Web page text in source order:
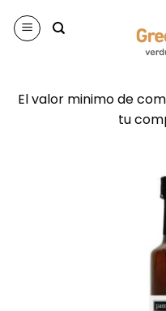
El valor minimo de
tu